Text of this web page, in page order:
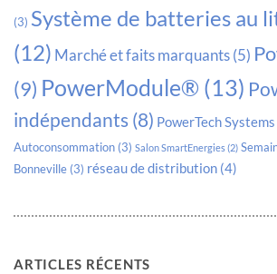
(3) Système de batteries au
(12) Marché et faits marquants(5)
(9) PowerModule® (13)
indépendants (8) PowerTech
Autoconsommation (3) Salon SmartEnergies(2)
Bonneville (3) réseau de distribution (4)
ARTICLES RÉCENTS